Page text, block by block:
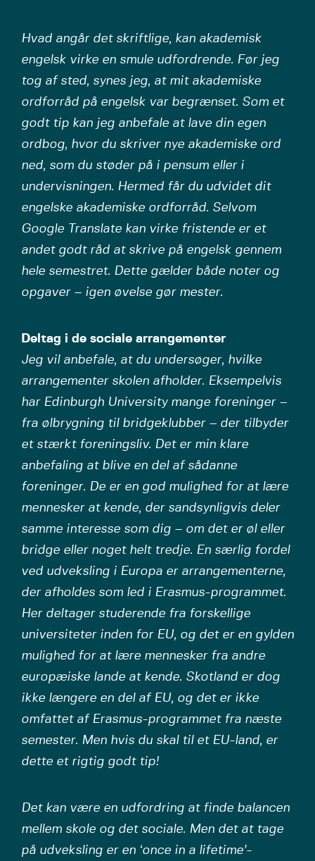
Hvad angår det skriftlige, kan akademisk
engelsk virke en smule udfordrende. Før jeg
tog af sted, synes jeg, at mit akademiske
ordforråd på engelsk var begrænset. Som et
godt tip kan jeg anbefale at lave din egen
ordbog, hvor du skriver nye akademiske ord
ned, som du støder på i pensum eller i
undervisningen. Hermed får du udvidet dit
engelske akademiske ordforråd. Selvom
Google Translate kan virke fristende er et
andet godt råd at skrive på engelsk gennem
hele semestret. Dette gælder både noter og
opgaver – igen øvelse gør mester.
Deltag i de sociale arrangementer
Jeg vil anbefale, at du undersøger, hvilke
arrangementer skolen afholder. Eksempelvis
har Edinburgh University mange foreninger –
fra ølbrygning til bridgeklubber – der tilbyder
et stærkt foreningsliv. Det er min klare
anbefaling at blive en del af sådanne
foreninger. De er en god mulighed for at lære
mennesker at kende, der sandsynligvis deler
samme interesse som dig – om det er øl eller
bridge eller noget helt tredje. En særlig fordel
ved udveksling i Europa er arrangementerne,
der afholdes som led i Erasmus-programmet.
Her deltager studerende fra forskellige
universiteter inden for EU, og det er en gylden
mulighed for at lære mennesker fra andre
europæiske lande at kende. Skotland er dog
ikke længere en del af EU, og det er ikke
omfattet af Erasmus-programmet fra næste
semester. Men hvis du skal til et EU-land, er
dette et rigtig godt tip!
Det kan være en udfordring at finde balancen
mellem skole og det sociale. Men det at tage
på udveksling er en ‘once in a lifetime’-